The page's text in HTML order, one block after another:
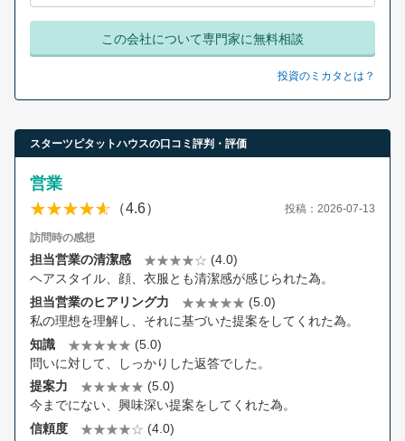
この会社について専門家に無料相談
投資のミカタとは？
スターツピタットハウスの口コミ評判・評価
営業
（4.6） 投稿：2026-07-13
訪問時の感想
担当営業の清潔感
(4.0)
ヘアスタイル、顔、衣服とも清潔感が感じられた為。
担当営業のヒアリング力
(5.0)
私の理想を理解し、それに基づいた提案をしてくれた為。
知識
(5.0)
問いに対して、しっかりした返答でした。
提案力
(5.0)
今までにない、興味深い提案をしてくれた為。
信頼度
(4.0)